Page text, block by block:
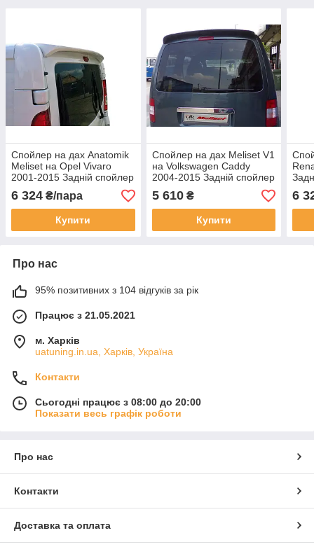
Спойлер на дах Anatomik
Meliset на Opel Vivaro
2001-2015 Задній спойлер
Опель Віваро
двостулкового під
фарбування
6 324 ₴/пара
Купити
Спойлер на дах Meliset V1
на Volkswagen Caddy
2004-2015 Задній спойлер
Фольксваген Кадді під
фарбування
5 610₴
Купити
6
Про нас
95% позитивних з 104 відгуків за рік
Працює з 21.05.2021
м. Харків
uatuning.in.ua, Харків, Україна
Контакти
Сьогодні працює з 08:00 до 20:00
Показати весь графік роботи
Про нас
Контакти
Доставка та оплата